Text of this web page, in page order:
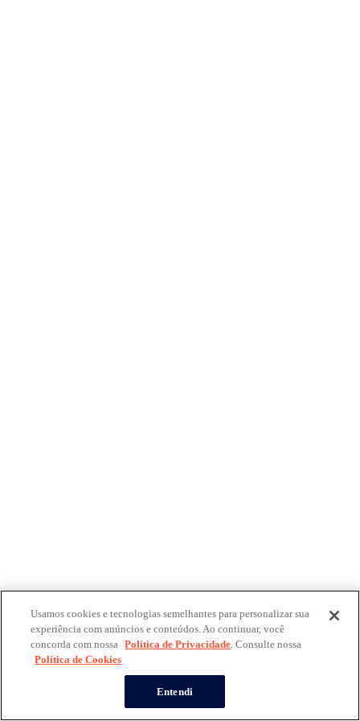
Usamos cookies e tecnologias semelhantes para personalizar sua
experiência com anúncios e conteúdos. Ao continuar, você
concorda com nossa Política de Privacidade. Consulte nossa
Política de Cookies
Entendi